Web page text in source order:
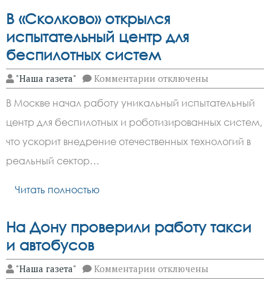
В «Сколково» открылся
испытательный центр для
беспилотных систем
"Наша газета" Комментарии к
записи
«Сколково»
открылся
испытательный
центр
для
отключены
В Москве начал работу уникальный испытательный
центр для беспилотных и роботизированных систем,
что ускорит внедрение отечественных технологий в
реальный сектор…
Читать полностью
На Дону проверили работу такси
и автобусов
"Наша газета" Комментарии к
записи
отключены